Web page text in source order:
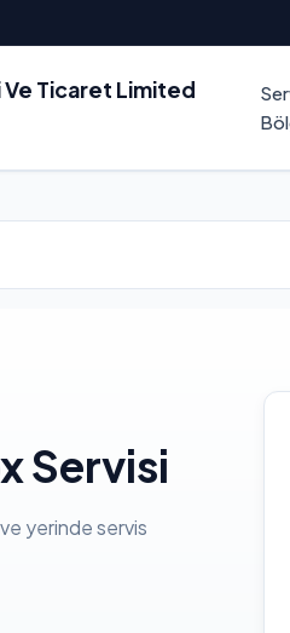
Ve Ticaret Limited
Servisi
yerinde servis